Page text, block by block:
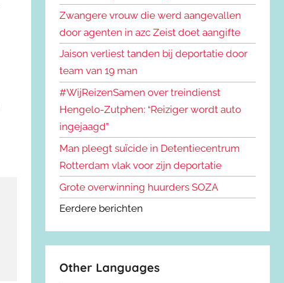
Zwangere vrouw die werd aangevallen
door agenten in azc Zeist doet aangifte
Jaison verliest tanden bij deportatie door
team van 19 man
#WijReizenSamen over treindienst
Hengelo-Zutphen: “Reiziger wordt auto
ingejaagd”
Man pleegt suïcide in Detentiecentrum
Rotterdam vlak voor zijn deportatie
Grote overwinning huurders SOZA
Eerdere berichten
Other Languages